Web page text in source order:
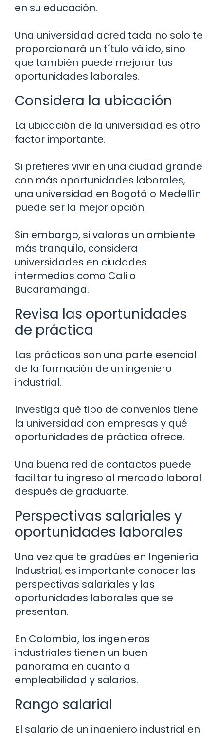
en su educación.
Una universidad acreditada no solo te
proporcionará un título válido, sino
que también puede mejorar tus
oportunidades laborales.
Considera la ubicación
La ubicación de la universidad es otro
factor importante.
Si prefieres vivir en una ciudad grande
con más oportunidades laborales,
una universidad en Bogotá o Medellín
puede ser la mejor opción.
Sin embargo, si valoras un ambiente
más tranquilo, considera
universidades en ciudades
intermedias como Cali o
Bucaramanga.
Revisa las oportunidades
de práctica
Las prácticas son una parte esencial
de la formación de un ingeniero
industrial.
Investiga qué tipo de convenios tiene
la universidad con empresas y qué
oportunidades de práctica ofrece.
Una buena red de contactos puede
facilitar tu ingreso al mercado laboral
después de graduarte.
Perspectivas salariales y
oportunidades laborales
Una vez que te gradúes en Ingeniería
Industrial, es importante conocer las
perspectivas salariales y las
oportunidades laborales que se
presentan.
En Colombia, los ingenieros
industriales tienen un buen
panorama en cuanto a
empleabilidad y salarios.
Rango salarial
El salario de un ingeniero industrial en